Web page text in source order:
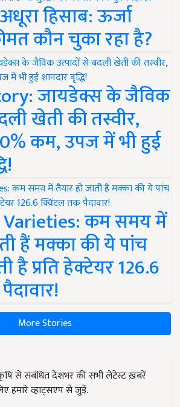
हिसाब: ऊर्जा
कौन चुका रहा है?
जायडेक्स के जैविक
खेती की तस्वीर,
कम, उपज में भी हुई
Varieties: कम समय में
हैं मक्का की ये पांच
है प्रति हेक्टेयर 126.6
More Stories
से संबंधित देशभर की सभी लेटेस्ट ख़बरें
हमारे व्हाट्सएप से जुड़ें.